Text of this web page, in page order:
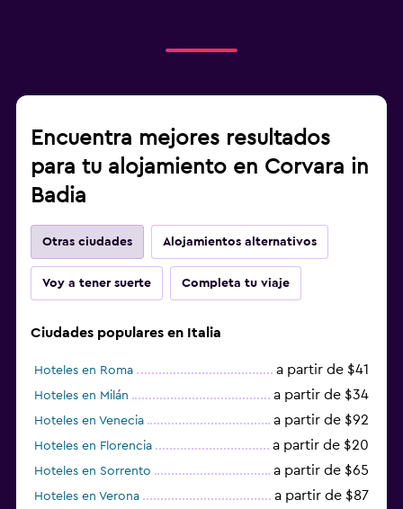
Encuentra mejores resultados
para tu alojamiento en Corvara in
Badia
Otras ciudades Alojamientos alternativos
Voy a tener suerte Completa tu viaje
Ciudades populares en Italia
Hoteles en Roma a partir de $41
Hoteles en Milán a partir de $34
Hoteles en Venecia a partir de $92
Hoteles en Florencia a partir de $20
Hoteles en Sorrento a partir de $65
Hoteles en Verona a partir de $87